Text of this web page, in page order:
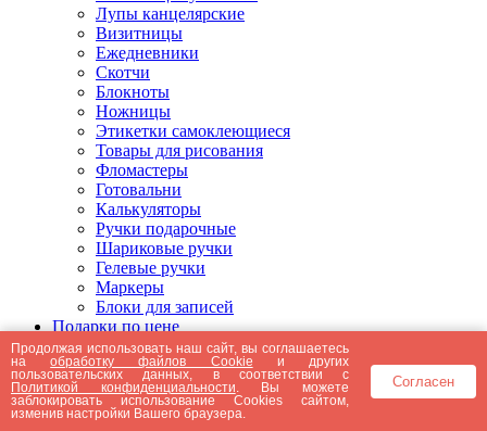
Лупы канцелярские
Визитницы
Ежедневники
Скотчи
Блокноты
Ножницы
Этикетки самоклеющиеся
Товары для рисования
Фломастеры
Готовальни
Калькуляторы
Ручки подарочные
Шариковые ручки
Гелевые ручки
Маркеры
Блоки для записей
Подарки по цене
Подарки от 5000 рублей
Подарки до 5000 рублей
Подарки до 3000 рублей
Подарки до 2000 рублей
Подарки до 1000 рублей
Продолжая использовать наш сайт, вы соглашаетесь
наобработку файлов Cookie и других
пользовательских данных, в соответствии с
Политикой конфиденциальности . Вы можете
заблокировать использование Cookies сайтом,
изменив настройки Вашего браузера.
Согласен